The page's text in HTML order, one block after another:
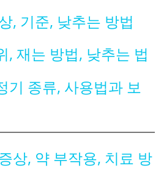
, 기준, 낮추는 방법
, 재는 방법, 낮추는 법
기 종류, 사용법과 보
상, 약 부작용, 치료 방